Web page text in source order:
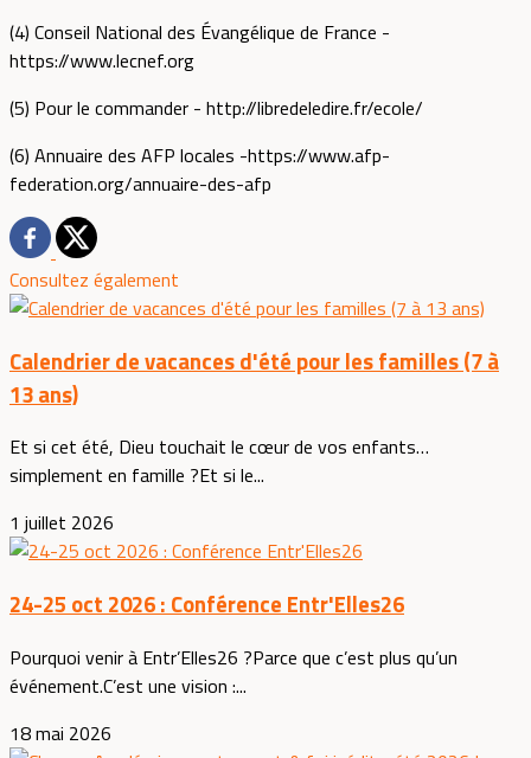
(4) Conseil National des Évangélique de France -
https://www.lecnef.org
(5) Pour le commander - http://libredeledire.fr/ecole/
(6) Annuaire des AFP locales -https://www.afp-
federation.org/annuaire-des-afp
Consultez également
Calendrier de vacances d'été pour les familles (7 à
13 ans)
Et si cet été, Dieu touchait le cœur de vos enfants…
simplement en famille ?Et si le...
1 juillet 2026
24-25 oct 2026 : Conférence Entr'Elles26
Pourquoi venir à Entr’Elles26 ?Parce que c’est plus qu’un
événement.C’est une vision :...
18 mai 2026